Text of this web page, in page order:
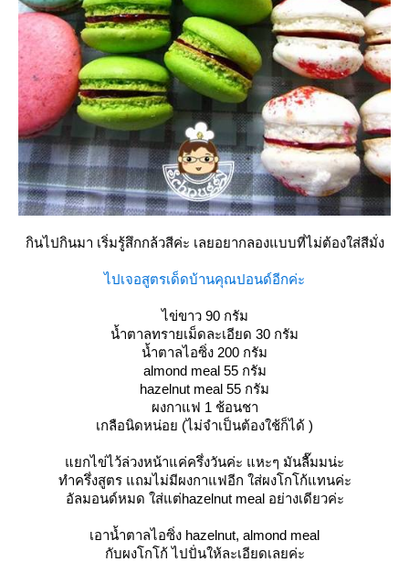
กินไปกินมา เริ่มรู้สึกกล้วสีค่ะ เลยอยากลองแบบที่ไม่ต้องใส่สีมั่ง
ไปเจอสูตรเด็ดบ้านคุณปอนด์อีกค่ะ
ไข่ขาว 90 กรัม
น้ำตาลทรายเม็ดละเอียด 30 กรัม
น้ำตาลไอซิ่ง 200 กรัม
almond meal 55 กรัม
hazelnut meal 55 กรัม
ผงกาแฟ 1 ช้อนชา
เกลือนิดหน่อย (ไม่จำเป็นต้องใช้ก็ได้ )
กไข่ไว้ล่วงหน้าแค่ครึ่งวันค่ะ แหะๆ มันลื๊มมน่ะ
ทำครึ่งสูตร แถมไม่มีผงกาแฟอีก ใส่ผงโกโก้แทนค่ะ
อัลมอนด์หมด ใส่แต่hazelnut meal อย่างเดียวค่ะ
เอาน้ำตาลไอซิ่ง hazelnut, almond meal
กับผงโกโก้ ไปปั่นให้ละเอียดเลยค่ะ